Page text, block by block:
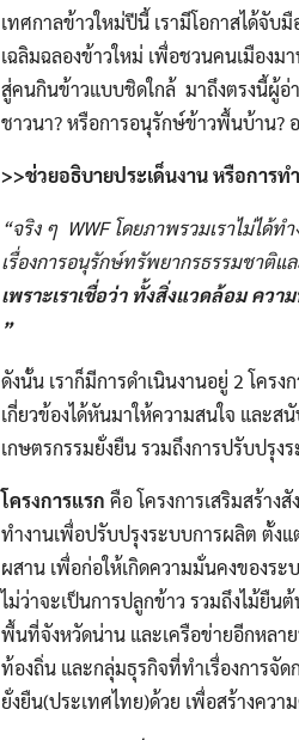
เทศกาลข้าวใหม่ปีนี้ เรามีโอกาสได้จับ
เฉลิมฉลองข้าวใหม่ เพื่อชวนคนเมือง
สู่คนกินข้าวแบบชิดใกล้ มาถึงตรงนี้ผู้อ่า
ชาวนา? หรือการอนุรักษ์ข้าวพื้นบ้าน?
>>ช่วยอธิบายประเด็นงาน​ หรือการ
“จริง ๆ​ WWF​ โดยภาพรวมเราไม่ได้
เรื่องการอนุรักษ์​ทรัพยากรธรรมชาติ​
เพราะเราเชื่อว่า ทั้งสิ่งแวดล้อม ค
”
ดังนั้น​ เราก็มีการดำเนินงานอยู่​ 2 โค
เกี่ยวข้อง​ได้หันมาให้ความสนใจ​ และ
เกษตรกรรมยั่งยืน​ รวมถึงการปรับปรุ
โครงการแรก คือ​ โครงการเสริมสร้าง
ทำงานเพื่อปรับปรุงระบบการผลิต​ ตั้ง
ผสาน​ เพื่อก่อให้เกิดความมั่นคงของร
ไม่ว่าจะเป็นการปลูกข้าว​ รวมถึงไม้ยืน
พื้นที่จังหวัดน่าน​ และเครือข่าย​อีกหลา
ท้องถิ่น ​และกลุ่มธุรกิจที่ทำเรื่องการจั
ยั่งยืน(ประเทศไทย)ด้วย​ เพื่อสร้างคว